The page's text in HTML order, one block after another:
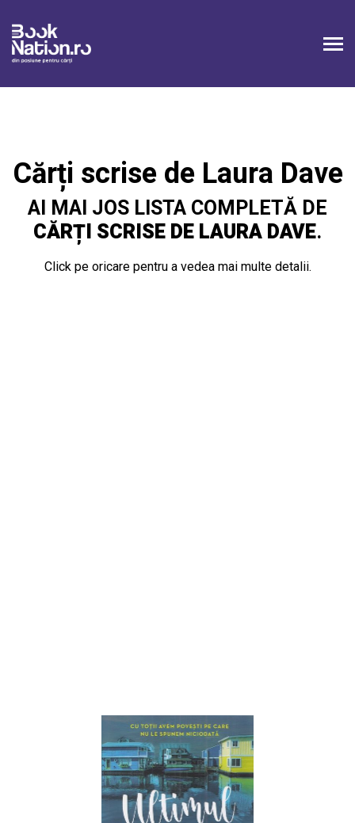
'booknation_superAdmin' has exceeded the
'max_user_connections' resource (current value: 2)
Cărți scrise de Laura Dave
AI MAI JOS LISTA COMPLETĂ DE
CĂRȚI SCRISE DE LAURA DAVE.
Click pe oricare pentru a vedea mai multe detalii.